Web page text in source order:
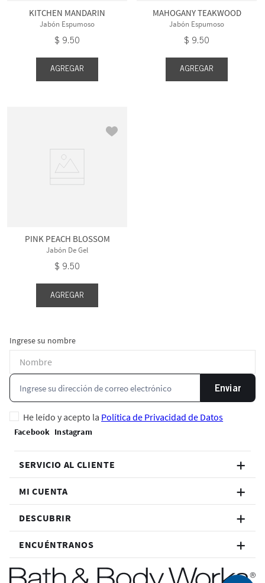
KITCHEN MANDARIN
Jabón Espumoso
$ 9.50
AGREGAR
MAHOGANY TEAKWOOD
Jabón Espumoso
$ 9.50
AGREGAR
PINK PEACH BLOSSOM
Jabón De Gel
$ 9.50
AGREGAR
Ingrese su nombre
Enviar
He leído y acepto la Política de Privacidad de Datos
SERVICIO AL CLIENTE
MI CUENTA
DESCUBRIR
ENCUÉNTRANOS